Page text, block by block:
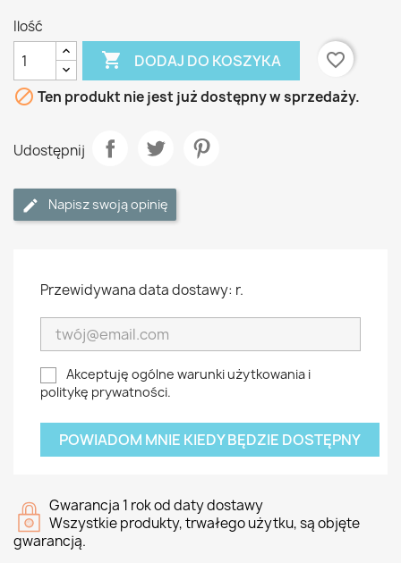
Ilość
 DODAJ DO KOSZYKA
favorite_border
 Ten produkt nie jest już dostępny w sprzedaży.
Udostępnij
Napisz swoją opinię
Przewidywana data dostawy: r.
Akceptuję ogólne warunki użytkowania i
politykę prywatności.
POWIADOM MNIE KIEDY BĘDZIE DOSTĘPNY
Gwarancja 1 rok od daty dostawy
Wszystkie produkty, trwałego użytku, są objęte
gwarancją.